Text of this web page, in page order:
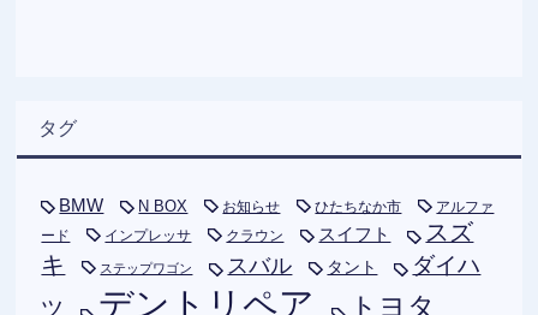
タグ
BMW N BOX お知らせ ひたちなか市
アルファ
ード
インプレッサ クラウン スイフト
スズ
キ
ステップワゴン スバル タント
ダイハ
ツ
デントリペア
トヨタ